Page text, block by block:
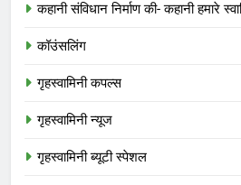
कहानी संविधान निर्माण की- कहानी हमारे
कॉउंसलिंग
गृहस्वामिनी कपल्स
गृहस्वामिनी न्यूज
गृहस्वामिनी ब्यूटी स्पेशल